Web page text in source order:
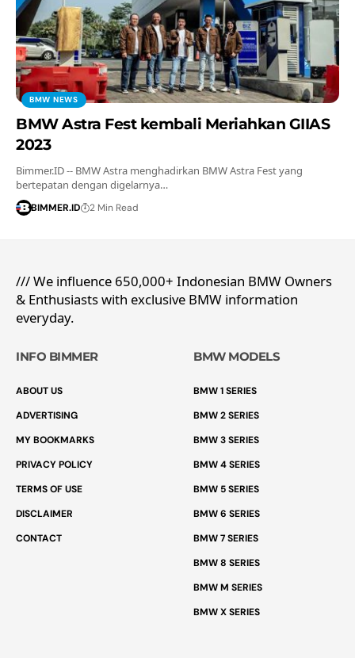
BMW NEWS
BMW Astra Fest kembali Meriahkan GIIAS
2023
Bimmer.ID -- BMW Astra menghadirkan BMW Astra Fest yang
bertepatan dengan digelarnya…
BIMMER.ID 2 Min Read
/// We influence 650,000+ Indonesian BMW Owners
& Enthusiasts with exclusive BMW information
everyday.
INFO BIMMER
ABOUT US
ADVERTISING
MY BOOKMARKS
PRIVACY POLICY
TERMS OF USE
DISCLAIMER
CONTACT
BMW MODELS
BMW 1 SERIES
BMW 2 SERIES
BMW 3 SERIES
BMW 4 SERIES
BMW 5 SERIES
BMW 6 SERIES
BMW 7 SERIES
BMW 8 SERIES
BMW M SERIES
BMW X SERIES